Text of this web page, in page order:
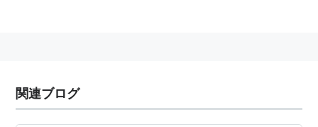
型番 ：型番 SCPH-70000 CB
関連ブログ